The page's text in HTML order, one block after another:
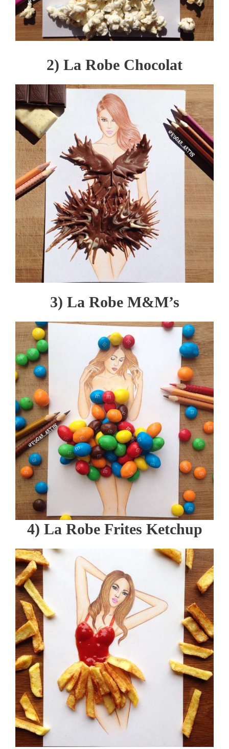
2) La Robe Chocolat
3) La Robe M&m’s
4) La Robe Frites Ketchup